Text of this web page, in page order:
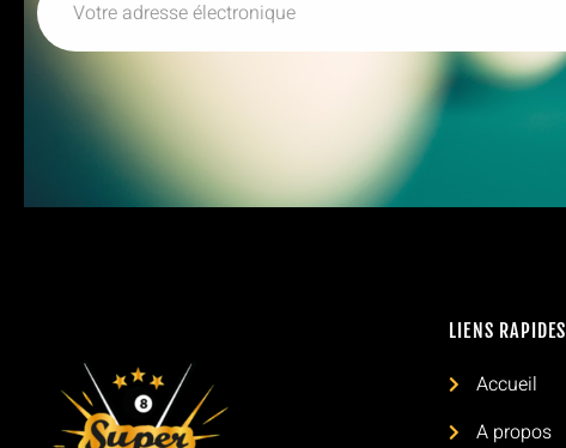
LIENS RAPIDES
Accueil
A propos